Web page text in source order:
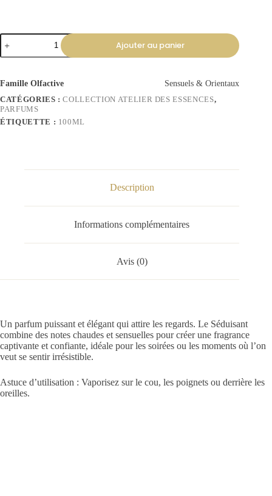
Ajouter au panier
Famille Olfactive
Sensuels & Orientaux
CATÉGORIES :COLLECTION ATELIER DES ESSENCES,
PARFUMS
ÉTIQUETTE : 100ML
Description
Informations complémentaires
Avis (0)
Un parfum puissant et élégant qui attire les regards. Le Séduisant
combine des notes chaudes et sensuelles pour créer une fragrance
captivante et confiante, idéale pour les soirées ou les moments où l’on
veut se sentir irrésistible.
Astuce d’utilisation : Vaporisez sur le cou, les poignets ou derrière les
oreilles.